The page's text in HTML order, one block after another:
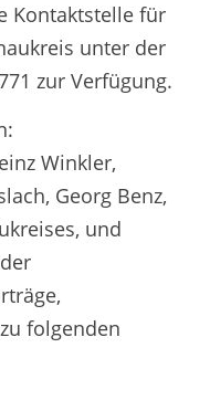
Kontaktstelle für
unter der
zur Verfügung.
Winkler,
Georg Benz,
und
folgenden